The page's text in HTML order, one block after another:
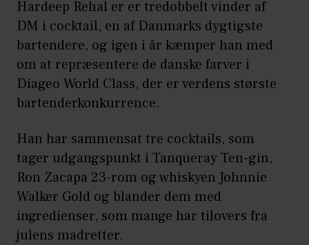
Hardeep Rehal er er tredobbelt vinder af
DM i cocktail, en af Danmarks dygtigste
bartendere, og igen i år kæmper han med
om at repræsentere de danske farver i
Diageo World Class, der er verdens største
bartenderkonkurrence.
Han har sammensat tre cocktails, som
tager udgangspunkt i Tanqueray Ten-gin,
Ron Zacapa 23-rom og whiskyen Johnnie
Walker Gold og blander dem med
ingredienser, som mange har tilovers fra
julens madretter.